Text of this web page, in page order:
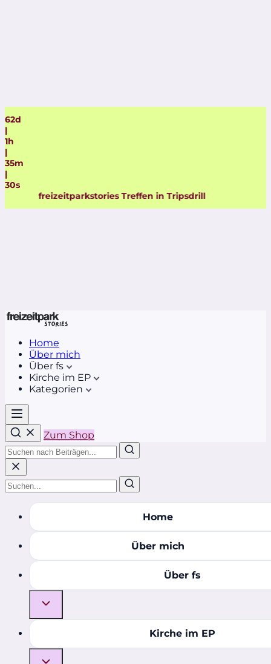
62d
|
1h
|
35m
|
29s
Treffen in Tripsdrill
Home
Über mich
Über fs
Kirche im EP
Kategorien
Zum Shop
Home
Über mich
Über fs
Kirche im EP